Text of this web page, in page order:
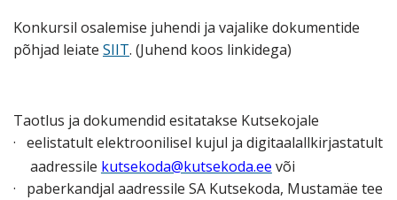
Konkursil osalemise juhendi ja vajalike dokumentide
põhjad leiate SIIT. (Juhend koos linkidega)
Taotlus ja dokumendid esitatakse Kutsekojale
· eelistatult elektroonilisel kujul ja digitaalallkirjastatult
aadressile kutsekoda@kutsekoda.ee või
·
paberkandjal aadressile SA Kutsekoda, Mustamäe tee